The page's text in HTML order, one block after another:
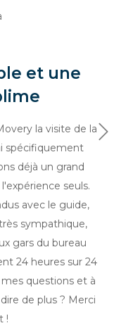
et une
la visite de la
spécifiquement
déjà un grand
seuls.
avec le guide,
sympathique,
gars du bureau
24 heures sur 24
questions et à
de plus ? Merci
!